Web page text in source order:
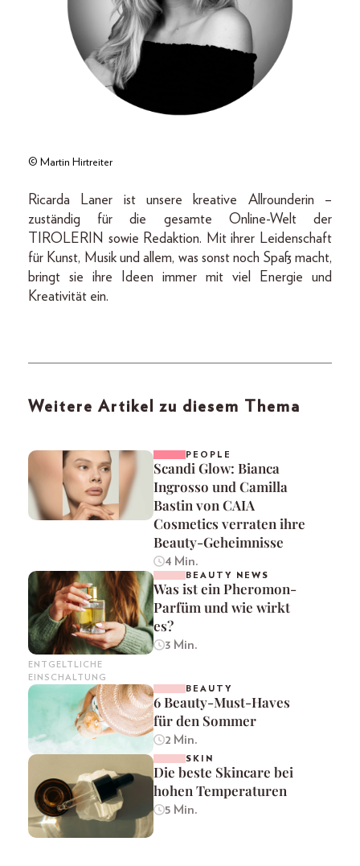
© Martin Hirtreiter
Ricarda Laner ist unsere kreative Allrounderin –
zuständig für die gesamte Online-Welt der
TIROLERIN sowie Redaktion. Mit ihrer Leidenschaft
für Kunst, Musik und allem, was sonst noch Spaß macht,
bringt sie ihre Ideen immer mit viel Energie und
Kreativität ein.
Weitere Artikel zu diesem Thema
PEOPLE
Scandi Glow: Bianca
Ingrosso und Camilla
Bastin von CAIA
Cosmetics verraten ihre
Beauty-Geheimnisse
4 Min.
ENTGELTLICHE
EINSCHALTUNG
BEAUTY NEWS
Was ist ein Pheromon-
Parfüm und wie wirkt
es?
3 Min.
BEAUTY
6 Beauty-Must-Haves
für den Sommer
2 Min.
SKIN
Die beste Skincare bei
hohen Temperaturen
5 Min.